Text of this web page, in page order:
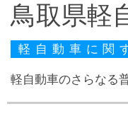
鳥取県軽
軽自動車に関
軽自動車のさらなる